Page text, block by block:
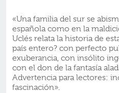
«Una familia del sur se
española como en la
Uclés relata la historia de
país entero? con perfecto
exuberancia, con insólito
con el don de la fantasía
Advertencia para lectores:
fascinación».